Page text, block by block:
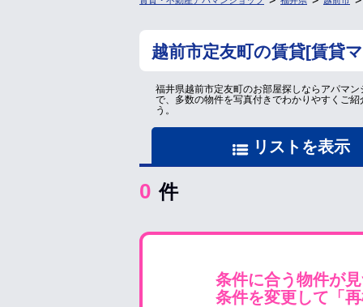
越前市定友町の賃貸[賃貸
福井県越前市定友町のお部屋探しならアパマ
で、多数の物件を写真付きでわかりやすくご
う。
リストを表示
0 件
条件に合う物件が
条件を変更して「